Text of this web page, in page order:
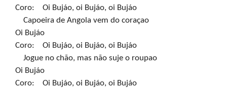
Coro:    Oi Bujáo, oi Bujáo, oi Bujáo
    Capoeira de Angola vem do coraçao
Oi Bujáo
Coro:    Oi Bujáo, oi Bujáo, oi Bujáo
    Jogue no chão, mas não suje o roupao
Oi Bujáo
Coro:    Oi Bujáo, oi Bujáo, oi Bujáo